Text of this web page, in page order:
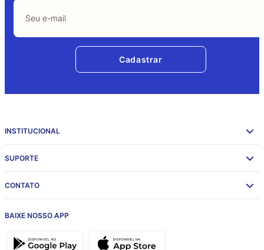
Cadastrar
INSTITUCIONAL
SUPORTE
CONTATO
BAIXE NOSSO APP